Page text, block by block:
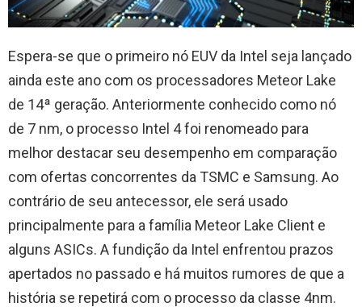
Espera-se que o primeiro nó EUV da Intel seja lançado
ainda este ano com os processadores Meteor Lake
de 14ª geração. Anteriormente conhecido como nó
de 7 nm, o processo Intel 4 foi renomeado para
melhor destacar seu desempenho em comparação
com ofertas concorrentes da TSMC e Samsung. Ao
contrário de seu antecessor, ele será usado
principalmente para a família Meteor Lake Client e
alguns ASICs. A fundição da Intel enfrentou prazos
apertados no passado e há muitos rumores de que a
história se repetirá com o processo da classe 4nm.